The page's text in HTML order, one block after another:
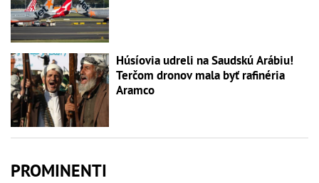
Húsíovia udreli na Saudskú Arábiu!
Terčom dronov mala byť rafinéria
Aramco
PROMINENTI